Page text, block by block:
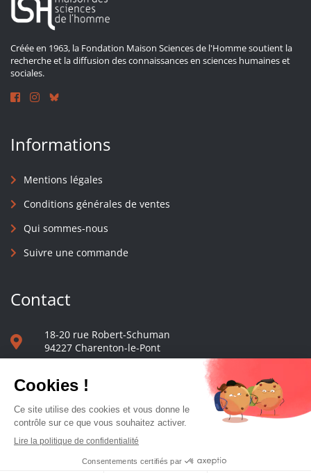
Créée en 1963, la Fondation Maison Sciences de l'Homme soutient la
recherche et la diffusion des connaissances en sciences humaines et
sociales.
Informations
Mentions légales
Conditions générales de ventes
Qui sommes-nous
Suivre une commande
Contact
18-20 rue Robert-Schuman
94227 Charenton-le-Pont